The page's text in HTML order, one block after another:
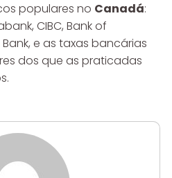
populares no Canadá:
CIBC, Bank of
Bank, e as taxas bancárias
dos que as praticadas